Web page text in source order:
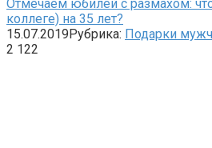
Отмечаем юбилей с размахом:
коллеге) на 35 лет?
15.07.2019Рубрика: Подарки
2 122